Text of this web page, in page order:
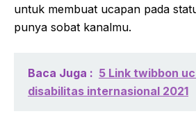
untuk membuat ucapan pada
punya sobat kanalmu.
Baca Juga : 5 Link twibbon
disabilitas internasional 2021